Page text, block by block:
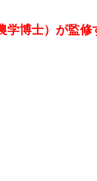
博士）が監